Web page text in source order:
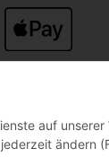
auf unserer
ändern